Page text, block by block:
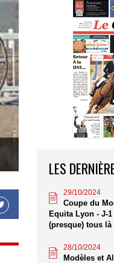
LES
29/10/2024
Coupe du
Equita Lyon - J-
(presque) tous là
28/10/2024
Modèles et